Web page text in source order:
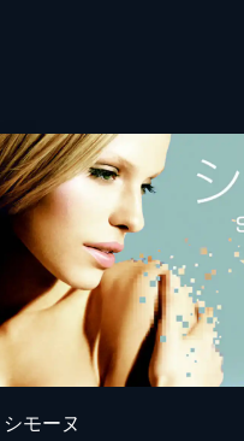
ェラ・リンドヴァル
ント・ラレスカ
・ブラック
・ブラック
シモーヌ